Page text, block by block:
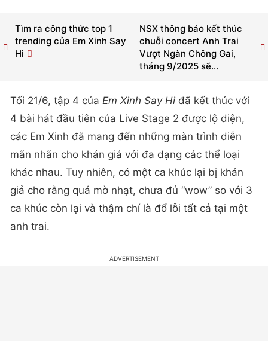
NSX thông báo kết thúc
chuỗi concert Anh Trai
Vượt Ngàn Chông Gai,
tháng 9/2025 sẽ...
Tìm ra công thức top 1
trending của Em Xinh Say
Hi
Tối 21/6, tập 4 của Em Xinh Say Hi đã kết thúc với
4 bài hát đầu tiên của Live Stage 2 được lộ diện,
các Em Xinh đã mang đến những màn trình diễn
mãn nhãn cho khán giả với đa dạng các thể loại
khác nhau. Tuy nhiên, có một ca khúc lại bị khán
giả cho rằng quá mờ nhạt, chưa đủ “wow” so với 3
ca khúc còn lại và thậm chí là đổ lỗi tất cả tại một
anh trai.